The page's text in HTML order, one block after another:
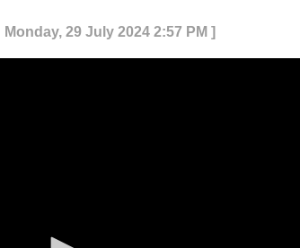
29 July 2024 2:57 PM ]